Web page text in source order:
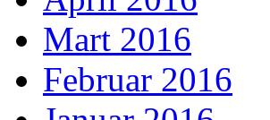
Mart 2016
Februar 2016